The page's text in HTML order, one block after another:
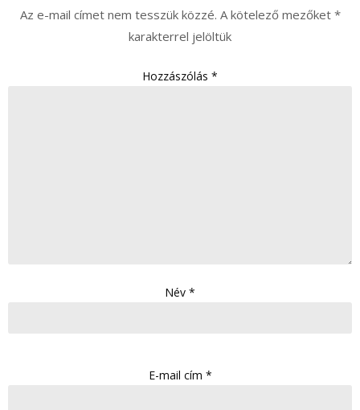
Az e-mail címet nem tesszük közzé. A kötelező mezőket *
karakterrel jelöltük
Hozzászólás *
Név *
E-mail cím *